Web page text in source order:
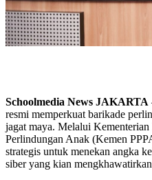
Schoolmedia News JAKARTA
resmi memperkuat barikade
jagat maya. Melalui Kementerian
Perlindungan Anak (Kemen
strategis untuk menekan angka
siber yang kian